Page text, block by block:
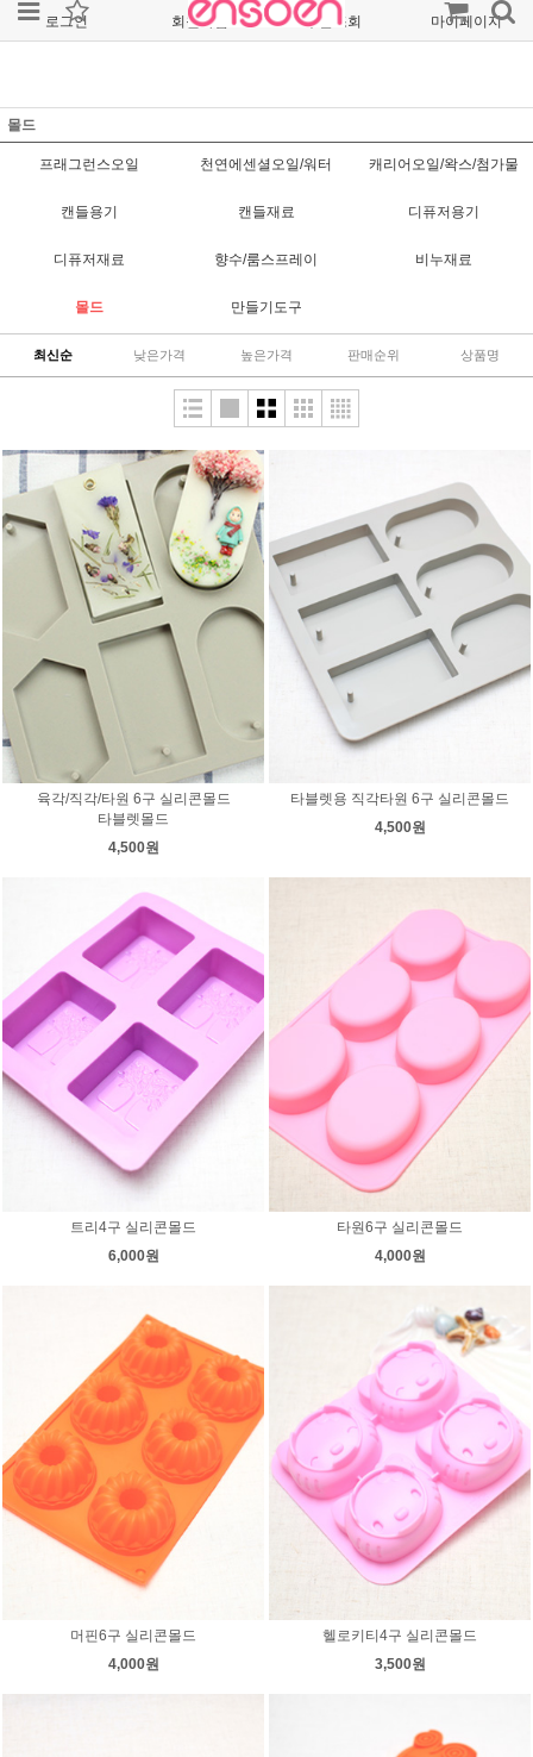
로그인 회원가입 주문조회 마이페이지
몰드
프래그런스오일 천연에센셜오일/워터 캐리어오일/왁스/첨가물
캔들용기 캔들재료 디퓨저용기
디퓨저재료 향수/룸스프레이 비누재료
몰드 만들기도구
최신순 낮은가격 높은가격 판매순위 상품명
육각/직각/타원 6구 실리콘몰드
타블렛몰드
4,500원
타블렛용 직각타원 6구 실리콘몰드
4,500원
트리4구 실리콘몰드
6,000원
타원6구 실리콘몰드
4,000원
머핀6구 실리콘몰드
4,000원
헬로키티4구 실리콘몰드
3,500원